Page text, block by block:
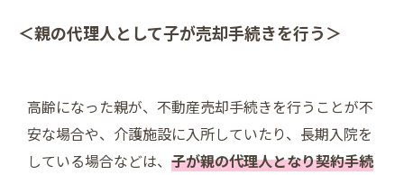
＜親の代理人として子が売却手続きを行う＞
高齢になった親が、不動産売却手続きを行うことが不
安な場合や、介護施設に入所していたり、長期入院を
している場合などは、 子が親の代理人となり契約手続